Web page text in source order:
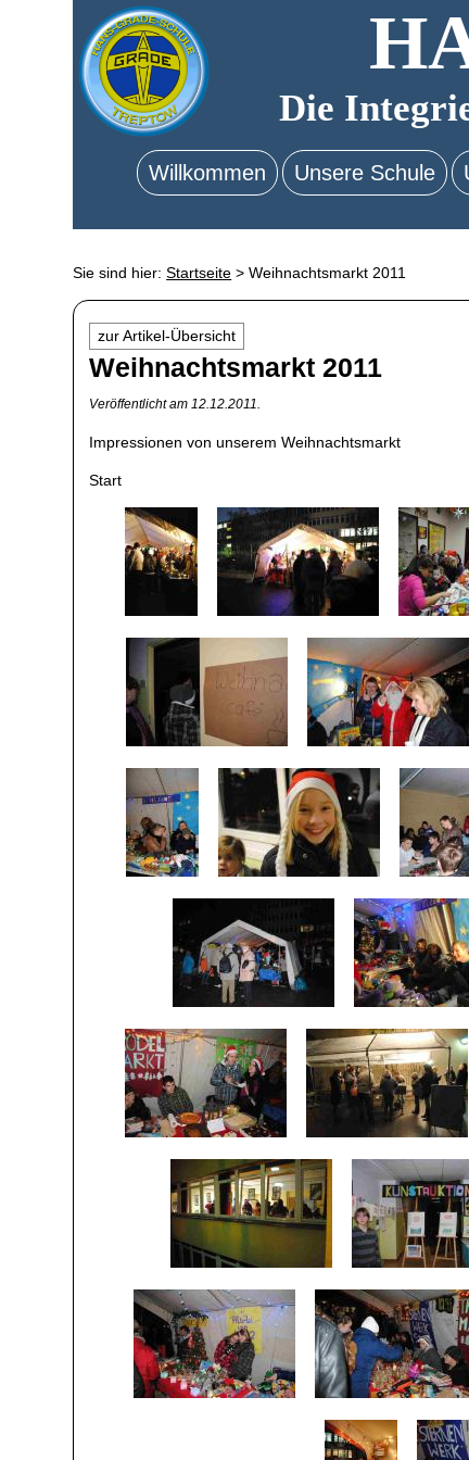
Die
Willkommen Unsere Schule
Sie sind hier:Startseite >Weihnachtsmarkt 2011
zur Artikel-Übersicht
Weihnachtsmarkt 2011
Veröffentlicht am 12.12.2011.
Impressionen von unserem Weihnachtsmarkt
Start